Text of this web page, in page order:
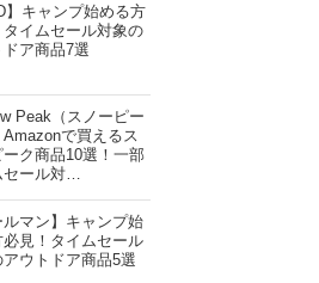
】キャンプ始める方
タイムセール対象の
ドア商品7選
Peak（スノーピー
Amazonで買えるス
ーク商品10選！一部
ール対…
ルマン】キャンプ始
必見！タイムセール
ウトドア商品5選